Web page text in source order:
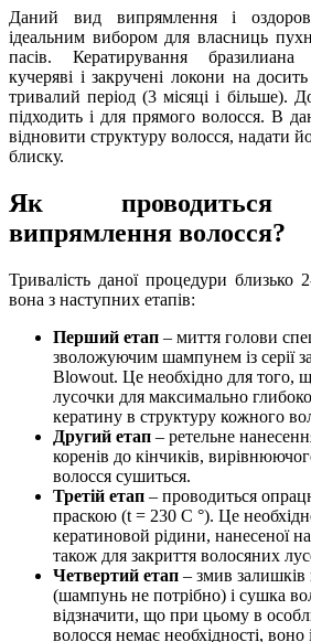
Даний вид випрямлення і
ідеальним вибором для власниць
пасів. Кератирування
кучеряві і закручені локони на
тривалий період (3 місяці і більше).
підходить і для прямого волосся. В
відновити структуру волосся, надати
блиску.
Як проводиться
випрямлення волосся?
Тривалість даної процедури близько
вона з наступних етапів:
Перший етап – миття голови
зволожуючим шампунем із серії
Blowout. Це необхідно для того,
лусочки для максимально
кератину в структуру кожного
Другий етап – ретельне
коренів до кінчиків,
волосся сушиться.
Третій етап – проводиться
праскою (t = 230 С °). Це
кератиновой рідини, нанесеної
також для закриття волосяних
Четвертий етап – змив залишків
(шампунь не потрібно) і сушка
відзначити, що при цьому в
волосся немає необхідності, воно